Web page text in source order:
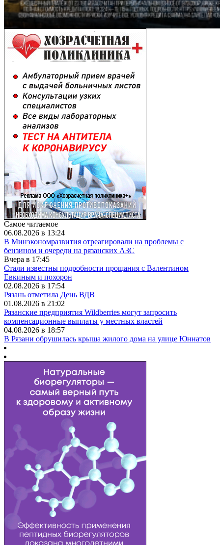
Самое читаемое
06.08.2026 в 13:24
В Минэкономразвития отреагировали на проблемы с
бензином и очереди на рязанских АЗС
Вчера в 17:45
Стали известны подробности прощания с Валентином
Евкиным и похорон
02.08.2026 в 17:54
Рязань отметила День ВДВ
01.08.2026 в 21:02
Рязанские предприятия Wildberries могут запросить
компенсационные выплаты у местных властей
04.08.2026 в 18:57
В Рязани обрушилась крыша жилого дома на улице Юннатов